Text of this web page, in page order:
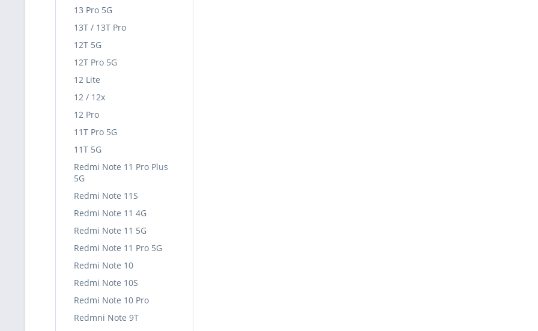
13 Pro 5G
13T / 13T Pro
12T 5G
12T Pro 5G
12 Lite
12 / 12x
12 Pro
11T Pro 5G
11T 5G
Redmi Note 11 Pro Plus
5G
Redmi Note 11S
Redmi Note 11 4G
Redmi Note 11 5G
Redmi Note 11 Pro 5G
Redmi Note 10
Redmi Note 10S
Redmi Note 10 Pro
Redmni Note 9T